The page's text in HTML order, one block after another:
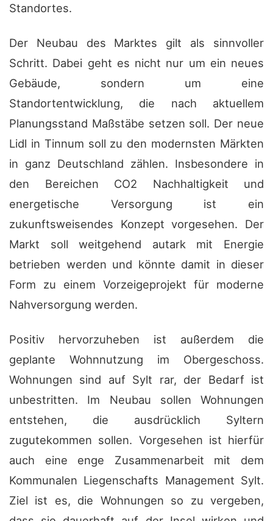
Standortes.
Der Neubau des Marktes gilt als sinnvoller
Schritt. Dabei geht es nicht nur um ein neues
Gebäude, sondern um eine
Standortentwicklung, die nach aktuellem
Planungsstand Maßstäbe setzen soll. Der neue
Lidl in Tinnum soll zu den modernsten Märkten
in ganz Deutschland zählen. Insbesondere in
den Bereichen CO2 Nachhaltigkeit und
energetische Versorgung ist ein
zukunftsweisendes Konzept vorgesehen. Der
Markt soll weitgehend autark mit Energie
betrieben werden und könnte damit in dieser
Form zu einem Vorzeigeprojekt für moderne
Nahversorgung werden.
Positiv hervorzuheben ist außerdem die
geplante Wohnnutzung im Obergeschoss.
Wohnungen sind auf Sylt rar, der Bedarf ist
unbestritten. Im Neubau sollen Wohnungen
entstehen, die ausdrücklich Syltern
zugutekommen sollen. Vorgesehen ist hierfür
auch eine enge Zusammenarbeit mit dem
Kommunalen Liegenschafts Management Sylt.
Ziel ist es, die Wohnungen so zu vergeben,